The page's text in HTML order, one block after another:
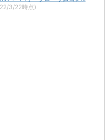
3/22時点)